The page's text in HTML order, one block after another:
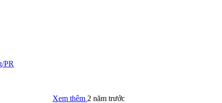
PR
Xem thêm 2 năm trước